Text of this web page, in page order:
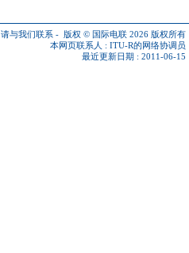
请与我们联系 - 版权 © 国际电联 2026 版权所有
本网页联系人 : ITU-R的网络协调员
最近更新日期 : 2011-06-15